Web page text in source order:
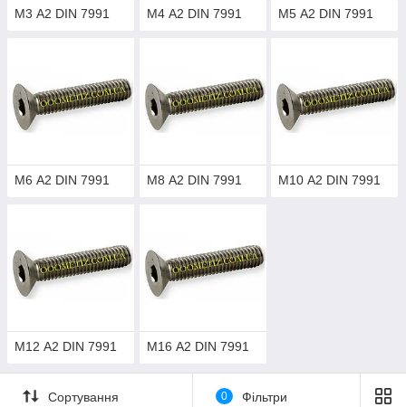
М3 А2 DIN 7991 М4 А2 DIN 7991 М5 А2 DIN 7991
М6 А2 DIN 7991 М8 А2 DIN 7991 М10 А2 DIN 7991
М12 А2 DIN 7991 М16 А2 DIN 7991
Сортування 0 Фільтри